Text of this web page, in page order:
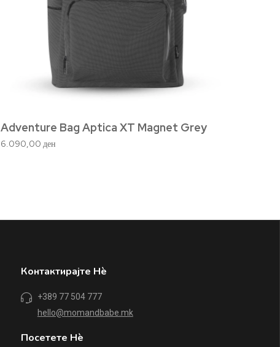
Adventure Bag Aptica XT Magnet Grey
6.090,00 ден
Контактирајте Нè
+389 77 504 777
hello@momandbabe.mk
Посетете Нè